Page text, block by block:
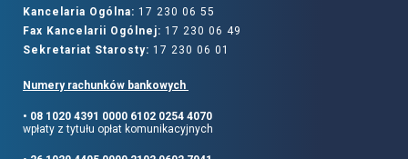
Kancelaria Ogólna: 17 230 06 55
Fax Kancelarii Ogólnej: 17 230 06 49
Sekretariat Starosty: 17 230 06 01
Numery rachunków bankowych
• 08 1020 4391 0000 6102 0254 4070
wpłaty z tytułu opłat komunikacyjnych